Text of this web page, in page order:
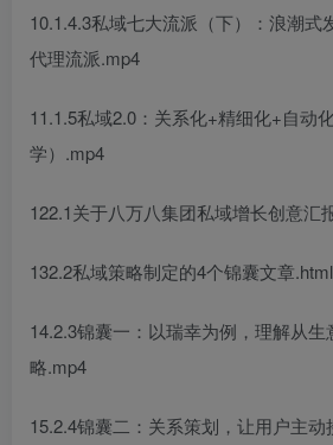
10.1.4.3私域七大流派（下）：浪潮式
代理流派.mp4
11.1.5私域2.0：关系化+精细化+自动
学）.mp4
122.1关于八万八集团私域增长创意汇
132.2私域策略制定的4个锦囊文章.html
14.2.3锦囊一：以瑞幸为例，理解从
略.mp4
15.2.4锦囊二：关系策划，让用户主